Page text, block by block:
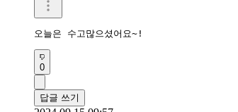
오늘은 수고많으셨어요~!
0
답글 쓰기